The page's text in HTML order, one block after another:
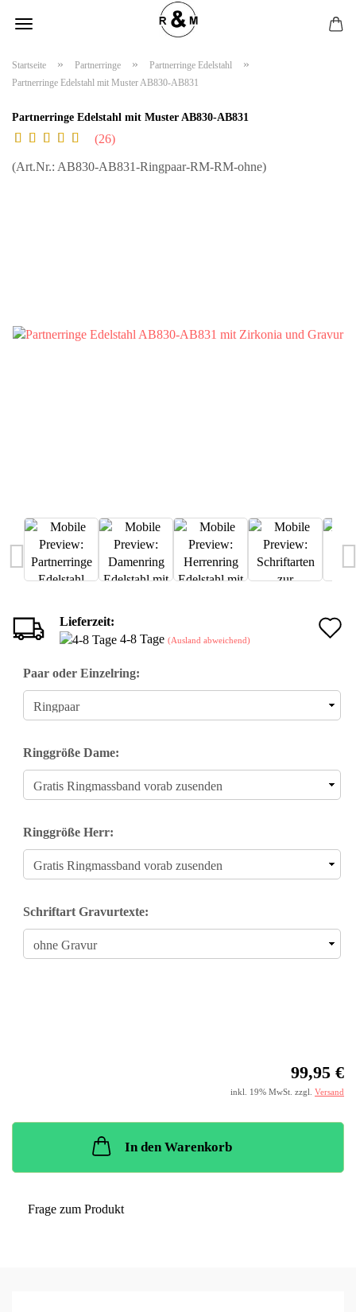
Startseite » Partnerringe » Partnerringe Edelstahl »
Partnerringe Edelstahl mit Muster AB830-AB831
Partnerringe Edelstahl mit Muster AB830-AB831
26
(Art.Nr.: AB830-AB831-Ringpaar-RM-RM-ohne)
Lieferzeit:
4-8 Tage (Ausland abweichend)
Paar oder Einzelring:
Ringgröße Dame:
Ringgröße Herr:
Schriftart Gravurtexte:
99,95 €
inkl. 19% MwSt. zzgl. Versand
In den Warenkorb
Frage zum Produkt